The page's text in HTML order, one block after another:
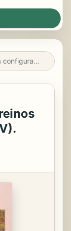
La espiritualidad y la configuración de los reinos ibéricos (Siglos XII-XV).